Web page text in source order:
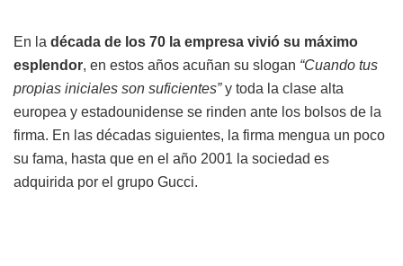
En la década de los 70 la empresa vivió su máximo
esplendor, en estos años acuñan su slogan “Cuando tus
propias iniciales son suficientes”y toda la clase alta
europea y estadounidense se rinden ante los bolsos de la
firma. En las décadas siguientes, la firma mengua un poco
su fama, hasta que en el año 2001 la sociedad es
adquirida por el grupo Gucci.